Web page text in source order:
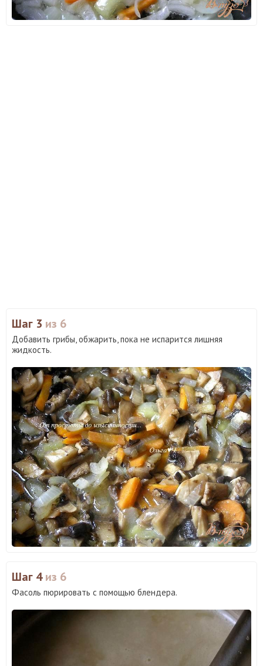
Шаг 3 из 6
Добавить грибы, обжарить, пока не испарится лишняя
жидкость.
Шаг 4из 6
Фасоль пюрировать с помощью блендера.